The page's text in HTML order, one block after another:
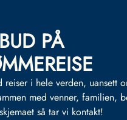
PÅ
i hele verden, uansett
med venner, familien,
så tar vi kontakt!